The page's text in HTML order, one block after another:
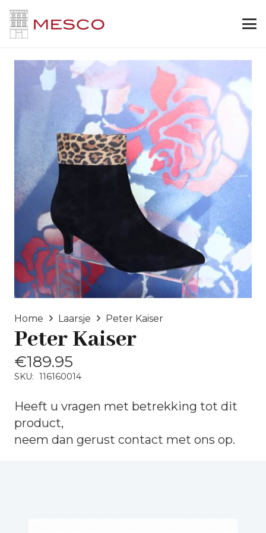
Home Laarsje Peter Kaiser
Peter Kaiser
€189.95
SKU: 116160014
Heeft u vragen met betrekking tot dit
product,
neem dan gerust contact met ons op.